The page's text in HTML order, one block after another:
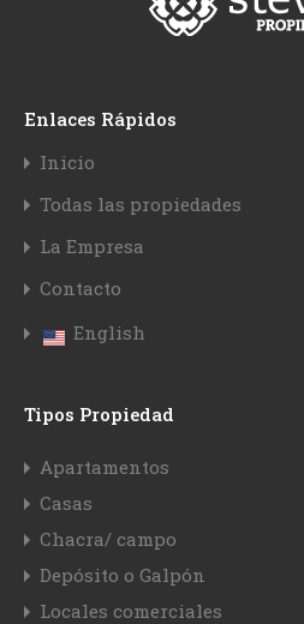
Enlaces Rápidos
Inicio
Todas las propiedades
La Empresa
Contacto
English
Tipos Propiedad
Apartamentos
Casas
Chacra/ campo
Depósito o Galpón
Locales comerciales